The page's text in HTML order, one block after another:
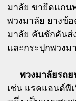
มาลัย ขายึดแกน
พวงมาลัย ยางข้
มาลัย คันชักคันส่
และกระปุกพวงม
พวงมาลัยรถ
เช่น แรคแอนด์พี